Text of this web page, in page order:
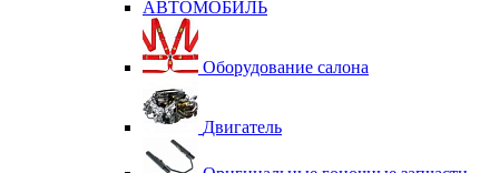
АВТОМОБИЛЬ
Оборудование салона
Двигатель